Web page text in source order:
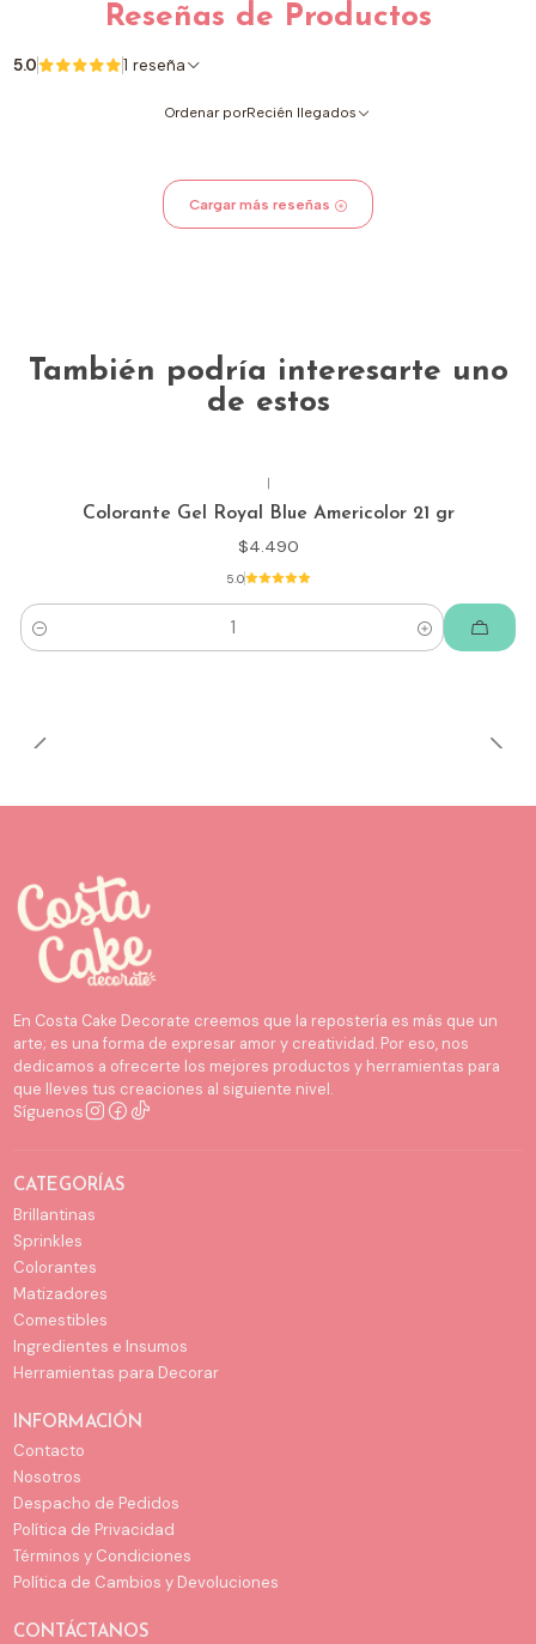
Reseñas de Productos
5.0 1 reseña
Ordenar porRecién llegados
Cargar más reseñas
También podría interesarte uno
de estos
|
Colorante Gel Royal Blue Americolor 21 gr
$4.490
5.0
Cantidad
En Costa Cake Decorate creemos que la repostería es más que un
arte; es una forma de expresar amor y creatividad. Por eso, nos
dedicamos a ofrecerte los mejores productos y herramientas para
que lleves tus creaciones al siguiente nivel.
Síguenos
CATEGORÍAS
Brillantinas
Sprinkles
Colorantes
Matizadores
Comestibles
Ingredientes e Insumos
Herramientas para Decorar
INFORMACIÓN
Contacto
Nosotros
Despacho de Pedidos
Política de Privacidad
Términos y Condiciones
Política de Cambios y Devoluciones
CONTÁCTANOS